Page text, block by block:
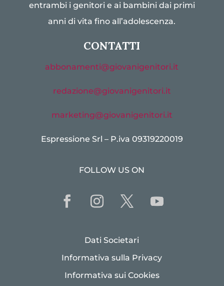
entrambi i genitori e ai bambini dai primi
anni di vita fino all’adolescenza.
CONTATTI
abbonamenti@giovanigenitori.it
redazione@giovanigenitori.it
marketing@giovanigenitori.it
Espressione Srl – P.iva 09319220019
FOLLOW US ON
Dati Societari
Informativa sulla Privacy
Informativa sui Cookies